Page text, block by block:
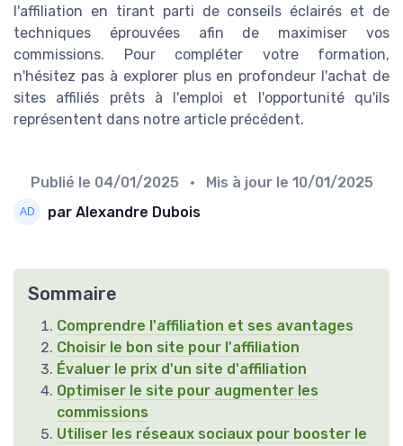
l'affiliation en tirant parti de conseils éclairés et de
techniques éprouvées afin de maximiser vos
commissions. Pour compléter votre formation,
n'hésitez pas à explorer plus en profondeur l'achat de
sites affiliés prêts à l'emploi et l'opportunité qu'ils
représentent dans notre article précédent.
Publié le 04/01/2025 • Mis à jour le 10/01/2025
par Alexandre Dubois
Sommaire
Comprendre l'affiliation et ses avantages
Choisir le bon site pour l'affiliation
Évaluer le prix d'un site d'affiliation
Optimiser le site pour augmenter les
commissions
Utiliser les réseaux sociaux pour booster le